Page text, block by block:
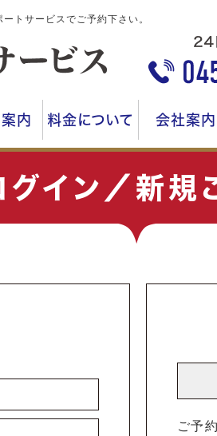
トサービスでご予約下さい。
内 料金について 会社案内
グイン／新規
ご予